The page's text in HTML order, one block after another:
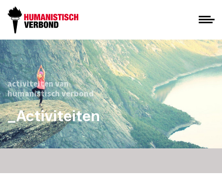
activiteiten van
humanistisch verbond
_Activiteiten